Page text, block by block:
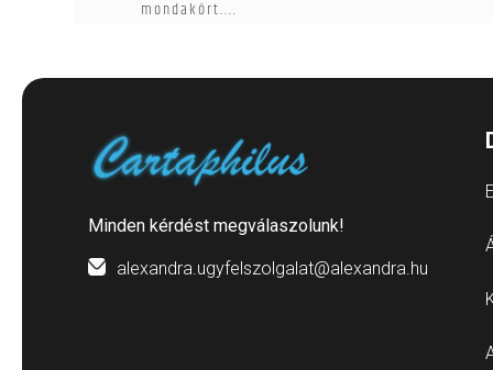
mondakört....
Minden kérdést megválaszolunk!
alexandra.ugyfelszolgalat@alexandra.hu